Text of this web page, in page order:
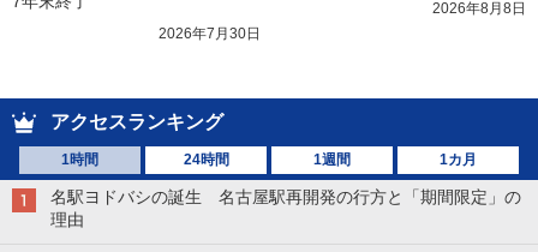
2026年7月30日
2026年8月8日
アクセスランキング
1時間 24時間 1週間 1カ月
名駅ヨドバシの誕生 名古屋駅再開発の行方と「期間限定」の
理由